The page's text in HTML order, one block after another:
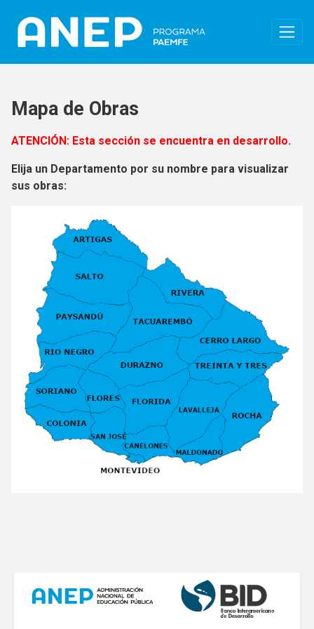
Mapa de Obras
ATENCIÓN: Esta sección se encuentra en desarrollo.
Elija un Departamento por su nombre para visualizar
sus obras: